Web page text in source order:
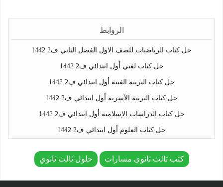
الروابط
حل كتاب الرياضيات للصف الاول الفصل الثاني ف2 1442
حل كتاب لغتي أول ابتدائي ف2 1442
حل كتاب التربية الفنية أول ابتدائي ف2 1442
حل كتاب التربية الأسرية أول ابتدائي ف2 1442
حل كتاب الدراسات الإسلامية أول ابتدائي ف2 1442
حل كتاب العلوم أول ابتدائي ف2 1442
كتب ثالث ثانوي مسارات حلول ثالث ثانوي